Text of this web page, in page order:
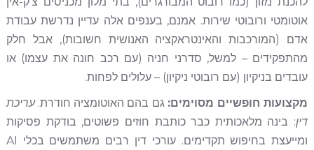
אוטומטי ורובוטי שירות. אמנם, בענפים אלה עדיין נדרשת עבודת
אדם (המורכבות והאינטראקציה האנושית חשובות), אבל חלק
מהתפקידים – למשל, סדרני חניה (עם רכב חונה את עצמו) או
עובדים בניקיון (עם רובוטי ניקיון) – עלולים לפחות.
מקצועות חופשיים מסוימים: גם בהם האוטומציה חודרת.עריכת
דין: בינה מלאכותית כבר כותבת חוזים פשוטים, בודקת פסיקות
ומייעצת בחיפוש תקדימים. עורכי דין רבים משתמשים בכלי AI